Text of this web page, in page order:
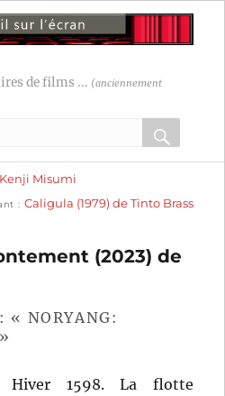
de films ... (anciennement
OK
:Kenji Misumi
suivante :
Caligula (1979) de Tinto Brass
(2023) de
« NORYANG:
Hiver 1598. La flotte